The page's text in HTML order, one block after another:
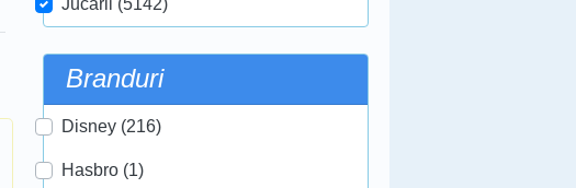
Jucarii (5142)
Branduri
Disney (216)
Hasbro (1)